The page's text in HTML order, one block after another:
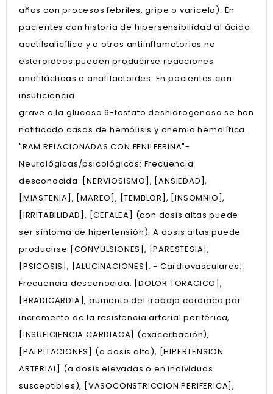
años con procesos febriles, gripe o varicela). En
pacientes con historia de hipersensibilidad al ácido
acetilsalicílico y a otros antiinflamatorios no
esteroideos pueden producirse reacciones
anafilácticas o anafilactoides. En pacientes con
insuficiencia
grave a la glucosa 6-fosfato deshidrogenasa se han
notificado casos de hemólisis y anemia hemolítica.
"RAM RELACIONADAS CON FENILEFRINA"-
Neurológicas/psicológicas: Frecuencia
desconocida: [NERVIOSISMO], [ANSIEDAD],
[MIASTENIA], [MAREO], [TEMBLOR], [INSOMNIO],
[IRRITABILIDAD], [CEFALEA] (con dosis altas puede
ser síntoma de hipertensión). A dosis altas puede
producirse [CONVULSIONES], [PARESTESIA],
[PSICOSIS], [ALUCINACIONES]. - Cardiovasculares:
Frecuencia desconocida: [DOLOR TORACICO],
[BRADICARDIA], aumento del trabajo cardiaco por
incremento de la resistencia arterial periférica,
[INSUFICIENCIA CARDIACA] (exacerbación),
[PALPITACIONES] (a dosis alta), [HIPERTENSION
ARTERIAL] (a dosis elevadas o en individuos
susceptibles), [VASOCONSTRICCION PERIFERICA],